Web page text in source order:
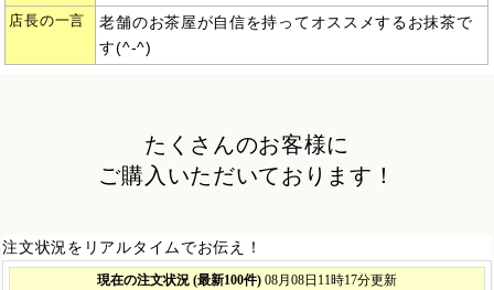
店長の一言
老舗のお茶屋が自信を持ってオススメするお抹茶で
す(^-^)
たくさんのお客様に
ご購入いただいております！
注文状況をリアルタイムでお伝え！